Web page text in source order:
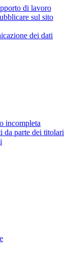
di lavoro
sul sito
dei dati
incompleta
da parte dei titolari